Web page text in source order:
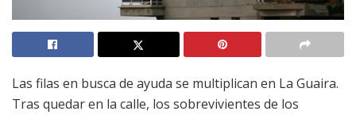
Las filas en busca de ayuda se multiplican en La Guaira.
Tras quedar en la calle, los sobrevivientes de los